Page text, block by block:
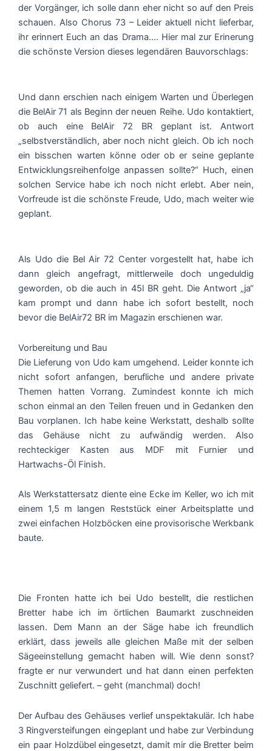
der Vorgänger, ich solle dann eher nicht so auf den Preis
schauen. Also Chorus 73 – Leider aktuell nicht lieferbar,
ihr erinnert Euch an das Drama…. Hier mal zur Erinerung
die schönste Version dieses legendären Bauvorschlags:
Und dann erschien nach einigem Warten und Überlegen
die BelAir 71 als Beginn der neuen Reihe. Udo kontaktiert,
ob auch eine BelAir 72 BR geplant ist. Antwort
„selbstverständlich, aber noch nicht gleich. Ob ich noch
ein bisschen warten könne oder ob er seine geplante
Entwicklungsreihenfolge anpassen sollte?“ Huch, einen
solchen Service habe ich noch nicht erlebt. Aber nein,
Vorfreude ist die schönste Freude, Udo, mach weiter wie
geplant.
Als Udo die Bel Air 72 Center vorgestellt hat, habe ich
dann gleich angefragt, mittlerweile doch ungeduldig
geworden, ob die auch in 45l BR geht. Die Antwort „ja“
kam prompt und dann habe ich sofort bestellt, noch
bevor die BelAir72 BR im Magazin erschienen war.
Vorbereitung und Bau
Die Lieferung von Udo kam umgehend. Leider konnte ich
nicht sofort anfangen, berufliche und andere private
Themen hatten Vorrang. Zumindest konnte ich mich
schon einmal an den Teilen freuen und in Gedanken den
Bau vorplanen. Ich habe keine Werkstatt, deshalb sollte
das Gehäuse nicht zu aufwändig werden. Also
rechteckiger Kasten aus MDF mit Furnier und
Hartwachs-Öl Finish.
Als Werkstattersatz diente eine Ecke im Keller, wo ich mit
einem 1,5 m langen Reststück einer Arbeitsplatte und
zwei einfachen Holzböcken eine provisorische Werkbank
baute.
Die Fronten hatte ich bei Udo bestellt, die restlichen
Bretter habe ich im örtlichen Baumarkt zuschneiden
lassen. Dem Mann an der Säge habe ich freundlich
erklärt, dass jeweils alle gleichen Maße mit der selben
Sägeeinstellung gemacht haben will. Wie denn sonst?
fragte er nur verwundert und hat dann einen perfekten
Zuschnitt geliefert. – geht (manchmal) doch!
Der Aufbau des Gehäuses verlief unspektakulär. Ich habe
3 Ringversteifungen eingeplant und habe zur Verbindung
ein paar Holzdübel eingesetzt, damit mir die Bretter beim